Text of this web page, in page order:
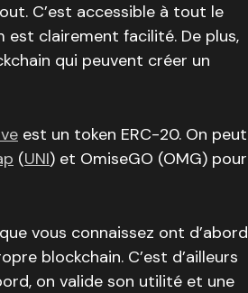
C’est accessible à tout le
clairement facilité. De plus,
qui peuvent créer un
est un token ERC-20. On peut
(UNI) et OmiseGO (OMG) pour
vous connaissez ont d’abord
blockchain. C’est d’ailleurs
on valide son utilité et une